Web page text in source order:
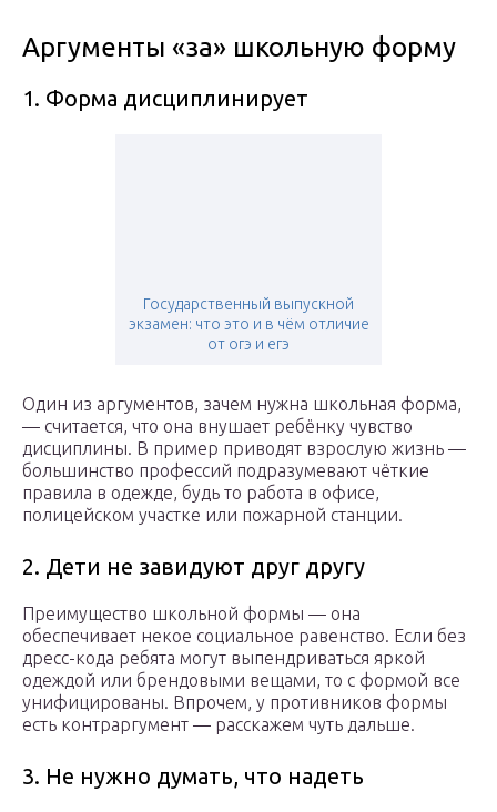
Аргументы «за» школьную форму
1. Форма дисциплинирует
Государственный выпускной
экзамен: что это и в чём отличие
от огэ и егэ
Один из аргументов, зачем нужна школьная форма,
— считается, что она внушает ребёнку чувство
дисциплины. В пример приводят взрослую жизнь —
большинство профессий подразумевают чёткие
правила в одежде, будь то работа в офисе,
полицейском участке или пожарной станции.
2. Дети не завидуют друг другу
Преимущество школьной формы — она
обеспечивает некое социальное равенство. Если без
дресс-кода ребята могут выпендриваться яркой
одеждой или брендовыми вещами, то с формой все
унифицированы. Впрочем, у противников формы
есть контраргумент — расскажем чуть дальше.
3. Не нужно думать, что надеть